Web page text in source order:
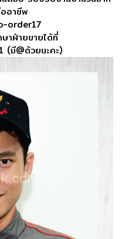
อาชีพ
order17
าฝ่ายขายได้ที่
มี@ด้วยนะคะ)